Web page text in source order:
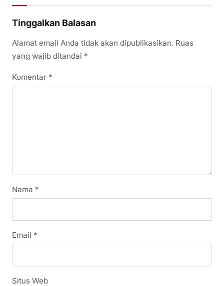
Tinggalkan Balasan
Alamat email Anda tidak akan dipublikasikan. Ruas
yang wajib ditandai *
Komentar *
Nama *
Email *
Situs Web